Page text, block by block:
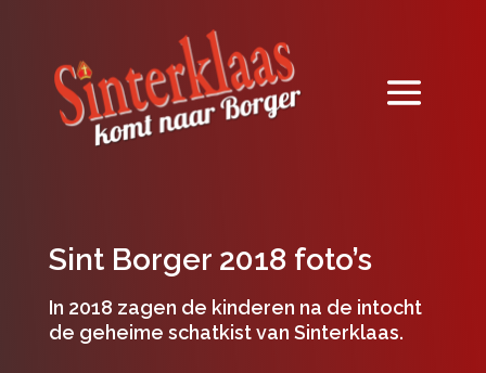
Sint Borger 2018 foto’s
In 2018 zagen de kinderen na de intocht
de geheime schatkist van Sinterklaas.